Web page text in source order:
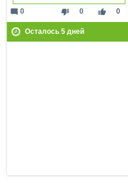
thumb_down 0 thumb_up 0
mode_comment 0
Осталось 5дней